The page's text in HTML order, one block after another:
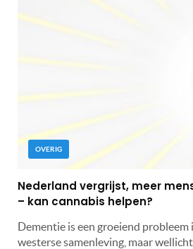
OVERIG
Nederland vergrijst, meer
– kan cannabis helpen?
Dementie is een groeiend probleem
westerse samenleving, maar